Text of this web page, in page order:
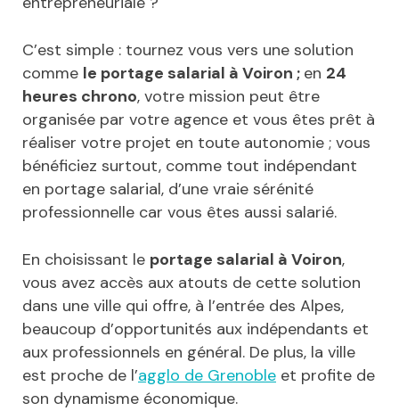
C’est simple : tournez vous vers une solution
comme le portage salarial à Voiron ; en 24
heures chrono, votre mission peut être
organisée par votre agence et vous êtes prêt à
réaliser votre projet en toute autonomie ; vous
bénéficiez surtout, comme tout indépendant
en portage salarial, d’une vraie sérénité
professionnelle car vous êtes aussi salarié.
En choisissant le portage salarial à Voiron,
vous avez accès aux atouts de cette solution
dans une ville qui offre, à l’entrée des Alpes,
beaucoup d’opportunités aux indépendants et
aux professionnels en général. De plus, la ville
est proche de l’agglo de Grenoble et profite de
son dynamisme économique.